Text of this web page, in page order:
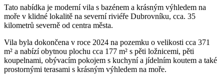
Tato nabídka je moderní vila s bazénem a krásným výhledem na
moře v klidné lokalitě na severní riviéře Dubrovníku, cca. 35
kilometrů severně od centra města.
Vila byla dokončena v roce 2024 na pozemku o velikosti cca 371
m² a nabízí obytnou plochu cca 177 m² s pěti ložnicemi, pěti
koupelnami, obývacím pokojem s kuchyní a jídelním koutem a také
prostornými terasami s krásným výhledem na moře.